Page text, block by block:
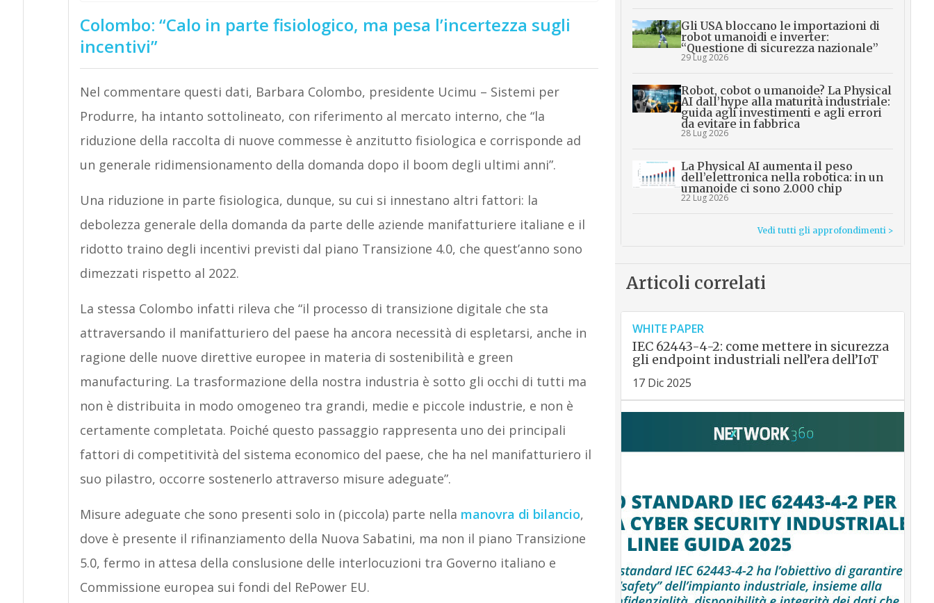
Colombo: “Calo in parte fisiologico, ma pesa l’incertezza sugli
incentivi”
Nel commentare questi dati, Barbara Colombo, presidente Ucimu – Sistemi per
Produrre, ha intanto sottolineato, con riferimento al mercato interno, che “la
riduzione della raccolta di nuove commesse è anzitutto fisiologica e corrisponde ad
un generale ridimensionamento della domanda dopo il boom degli ultimi anni”.
Una riduzione in parte fisiologica, dunque, su cui si innestano altri fattori: la
debolezza generale della domanda da parte delle aziende manifatturiere italiane e il
ridotto traino degli incentivi previsti dal piano Transizione 4.0, che quest’anno sono
dimezzati rispetto al 2022.
La stessa Colombo infatti rileva che “il processo di transizione digitale che sta
attraversando il manifatturiero del paese ha ancora necessità di espletarsi, anche in
ragione delle nuove direttive europee in materia di sostenibilità e green
manufacturing. La trasformazione della nostra industria è sotto gli occhi di tutti ma
non è distribuita in modo omogeneo tra grandi, medie e piccole industrie, e non è
certamente completata. Poiché questo passaggio rappresenta uno dei principali
fattori di competitività del sistema economico del paese, che ha nel manifatturiero il
suo pilastro, occorre sostenerlo attraverso misure adeguate”.
Misure adeguate che sono presenti solo in (piccola) parte nella manovra di bilancio,
dove è presente il rifinanziamento della Nuova Sabatini, ma non il piano Transizione
5.0, fermo in attesa della conslusione delle interlocuzioni tra Governo italiano e
Commissione europea sui fondi del RePower EU.
Gli USA bloccano le importazioni di
robot umanoidi e inverter:
“Questione di sicurezza nazionale”
29 Lug 2026
Robot, cobot o umanoide? La Physical
AI dall’hype alla maturità industriale:
guida agli investimenti e agli errori
da evitare in fabbrica
28 Lug 2026
La Physical AI aumenta il peso
dell’elettronica nella robotica: in un
umanoide ci sono 2.000 chip
22 Lug 2026
Vedi tutti gli approfondimenti >
Articoli correlati
WHITE PAPER
IEC 62443-4-2: come mettere in sicurezza
gli endpoint industriali nell’era dell’IoT
17 Dic 2025